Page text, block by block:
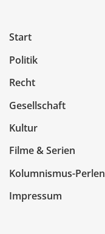
Start
Politik
Recht
Gesellschaft
Kultur
Filme & Serien
Kolumnismus-Perlen
Impressum